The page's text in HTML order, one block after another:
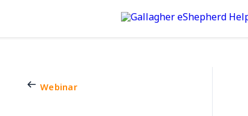
Webinar